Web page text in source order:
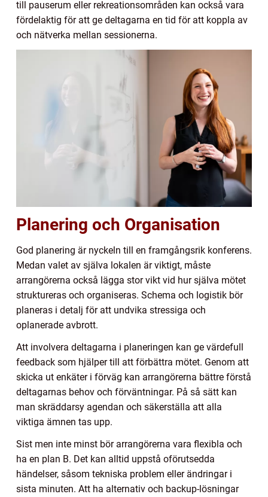
till pauserum eller rekreationsområden kan också vara
fördelaktig för att ge deltagarna en tid för att koppla av
och nätverka mellan sessionerna.
Planering och Organisation
God planering är nyckeln till en framgångsrik konferens.
Medan valet av själva lokalen är viktigt, måste
arrangörerna också lägga stor vikt vid hur själva mötet
struktureras och organiseras. Schema och logistik bör
planeras i detalj för att undvika stressiga och
oplanerade avbrott.
Att involvera deltagarna i planeringen kan ge värdefull
feedback som hjälper till att förbättra mötet. Genom att
skicka ut enkäter i förväg kan arrangörerna bättre förstå
deltagarnas behov och förväntningar. På så sätt kan
man skräddarsy agendan och säkerställa att alla
viktiga ämnen tas upp.
Sist men inte minst bör arrangörerna vara flexibla och
ha en plan B. Det kan alltid uppstå oförutsedda
händelser, såsom tekniska problem eller ändringar i
sista minuten. Att ha alternativ och backup-lösningar